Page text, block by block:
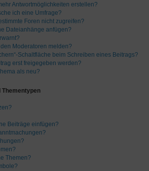
Antwortmöglichkeiten erstellen?
ich eine Umfrage?
Foren nicht zugreifen?
Dateianhänge anfügen?
Moderatoren melden?
Schaltfläche beim Schreiben eines Beitrags?
erst freigegeben werden?
als neu?
Thementypen
Beiträge einfügen?
Themen?